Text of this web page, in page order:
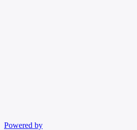
Powered by